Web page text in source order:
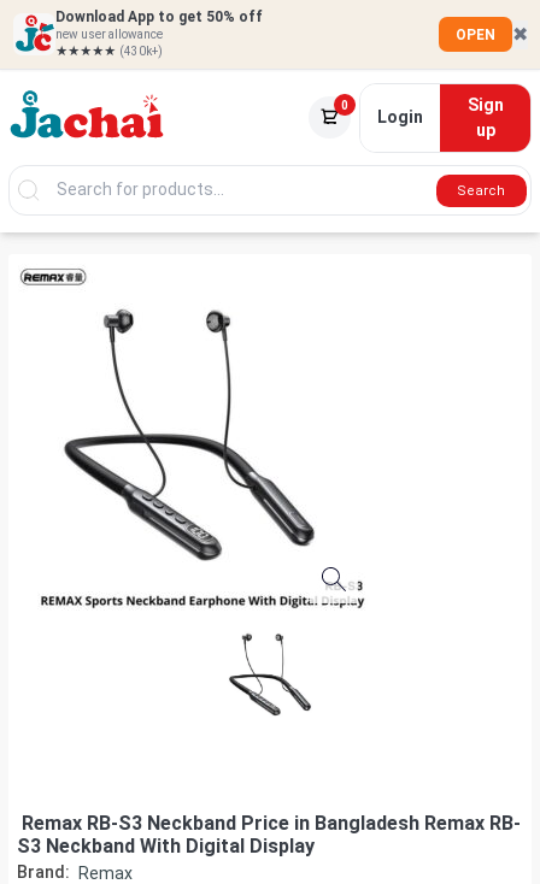
Download App to get 50% off
new user allowance
★★★★★ (430k+)
OPEN ✖
0
Login
Sign
up
Search
Remax RB-S3 Neckband Price in Bangladesh Remax RB-
S3 Neckband With Digital Display
Brand: Remax